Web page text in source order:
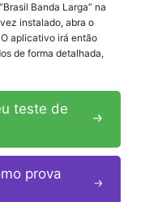
Banda Larga” na
instalado, abra o
aplicativo irá então
de forma detalhada,
teste de
prova